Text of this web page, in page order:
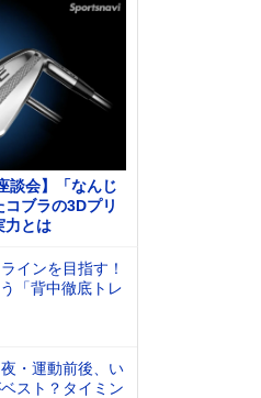
談会】「なんじ
ブラの3Dプリ
力とは
インを目指す！
「背中徹底トレ
・運動前後、い
スト？タイミン